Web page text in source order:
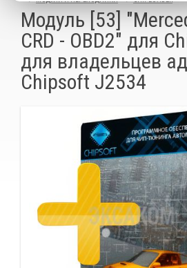
Модуль [53]
CRD - OBD2" для
для владельцев
Chipsoft J2534